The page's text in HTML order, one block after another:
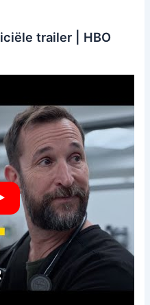
trailer | HBO